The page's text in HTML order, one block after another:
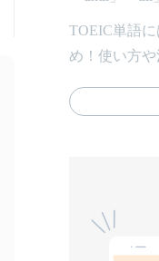
TOEIC単語
め！使い方